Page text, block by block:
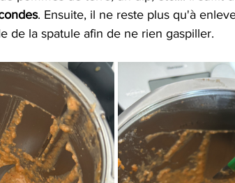
. Ensuite, il ne reste plus qu'à
de la spatule afin de ne rien gaspiller.